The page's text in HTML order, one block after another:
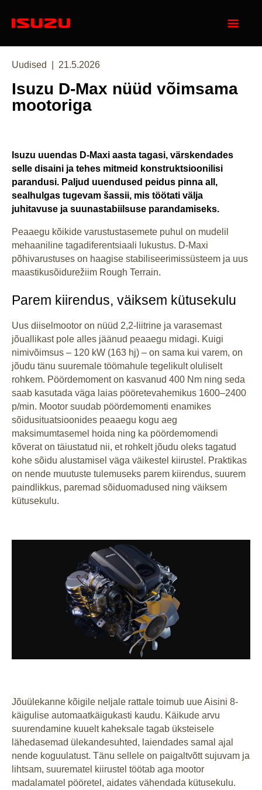
Categories
Uudised
Posted
21.5.2026
Isuzu D-Max nüüd võimsama
mootoriga
Isuzu uuendas D-Maxi aasta tagasi, värskendades
selle disaini ja tehes mitmeid konstruktsioonilisi
parandusi. Paljud uuendused peidus pinna all,
sealhulgas tugevam šassii, mis töötati välja
juhitavuse ja suunastabiilsuse parandamiseks.
Peaaegu kõikide varustustasemete puhul on mudelil
mehaaniline tagadiferentsiaali lukustus. D-Maxi
põhivarustuses on haagise stabiliseerimissüsteem ja uus
maastikusõidurežiim Rough Terrain.
Parem kiirendus, väiksem kütusekulu
Uus diiselmootor on nüüd 2,2-liitrine ja varasemast
jõuallikast pole alles jäänud peaaegu midagi. Kuigi
nimivõimsus – 120 kW (163 hj) – on sama kui varem, on
jõudu tänu suuremale töömahule tegelikult oluliselt
rohkem. Pöördemoment on kasvanud 400 Nm ning seda
saab kasutada väga laias pööretevahemikus 1600–2400
p/min. Mootor suudab pöördemomenti enamikes
sõidusituatsioonides peaaegu kogu aeg
maksimumtasemel hoida ning ka pöördemomendi
kõverat on täiustatud nii, et rohkelt jõudu oleks tagatud
kohe sõidu alustamisel väga väikestel kiirustel. Praktikas
on nende muutuste tulemuseks parem kiirendus, suurem
paindlikkus, paremad sõiduomadused ning väiksem
kütusekulu.
Jõuülekanne kõigile neljale rattale toimub uue Aisini 8-
käigulise automaatkäigukasti kaudu. Käikude arvu
suurendamine kuuelt kaheksale tagab üksteisele
lähedasemad ülekandesuhted, laiendades samal ajal
nende koguulatust. Tänu sellele on paigaltvõtt sujuvam ja
lihtsam, suurematel kiirustel töötab aga mootor
madalamatel pööretel, aidates vähendada kütusekulu.